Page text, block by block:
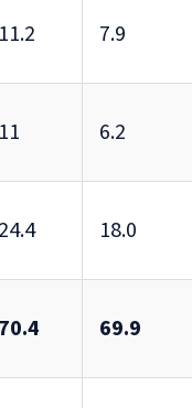
11.2 7.9
11 6.2
24.4 18.0
70.4 69.9